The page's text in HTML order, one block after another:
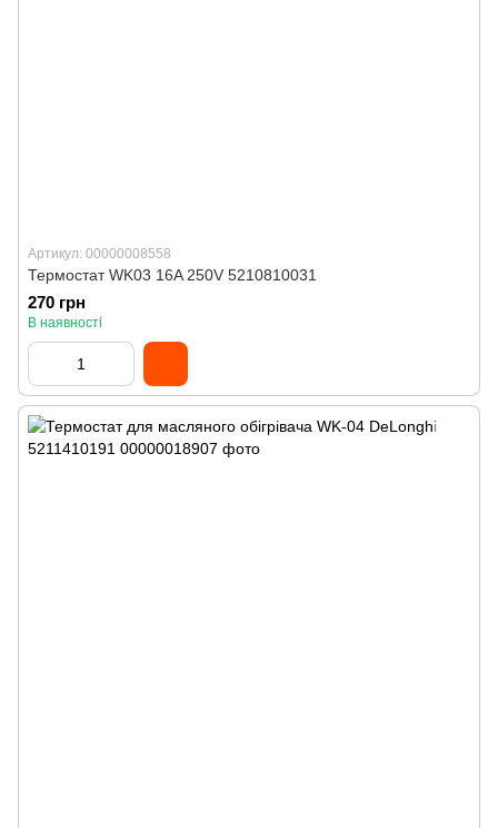
Артикул: 00000008558
Термостат WK03 16A 250V 5210810031
270 грн
В наявності